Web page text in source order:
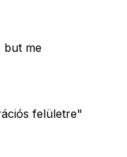
but me
felületre"